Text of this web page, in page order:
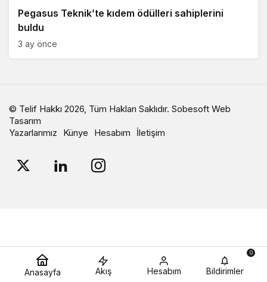
Pegasus Teknik’te kıdem ödülleri sahiplerini
buldu
3 ay önce
© Telif Hakkı 2026, Tüm Hakları Saklıdır. Sobesoft Web
Tasarım
Yazarlarımız
Künye Hesabım İletişim
Anasayfa Akış Hesabım Bildirimler
0